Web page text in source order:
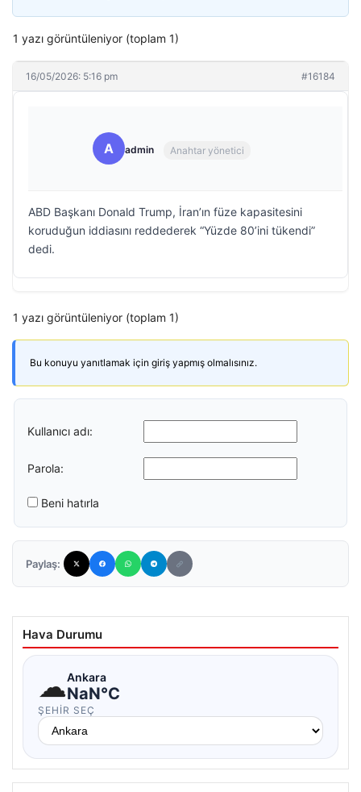
1 yazı görüntüleniyor (toplam 1)
16/05/2026: 5:16 pm #16184
A admin Anahtar yönetici
ABD Başkanı Donald Trump, İran’ın füze kapasitesini
koruduğun iddiasını reddederek “Yüzde 80’ini tükendi”
dedi.
1 yazı görüntüleniyor (toplam 1)
Bu konuyu yanıtlamak için giriş yapmış olmalısınız.
Kullanıcı adı:
Parola:
Beni hatırla
Paylaş:
Hava Durumu
☁Ankara
NaN°C
ŞEHIR SEÇ